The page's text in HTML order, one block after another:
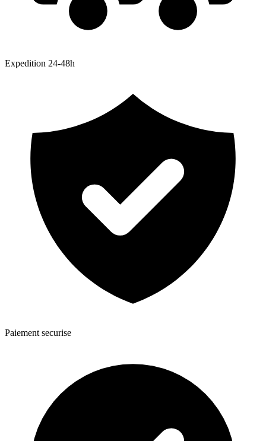
Expedition 24-48h
Paiement securise